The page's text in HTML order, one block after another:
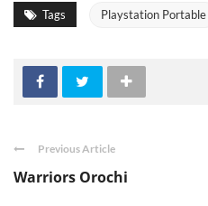
Tags Playstation Portable
Previous Article
Warriors Orochi